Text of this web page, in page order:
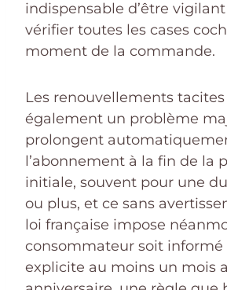
indispensable d’être
vérifier toutes les cases
moment de la commande.
Les renouvellements
également un problème
prolongent
l’abonnement à la fin de la
initiale, souvent pour une
ou plus, et ce sans
loi française impose
consommateur soit informé
explicite au moins un mois